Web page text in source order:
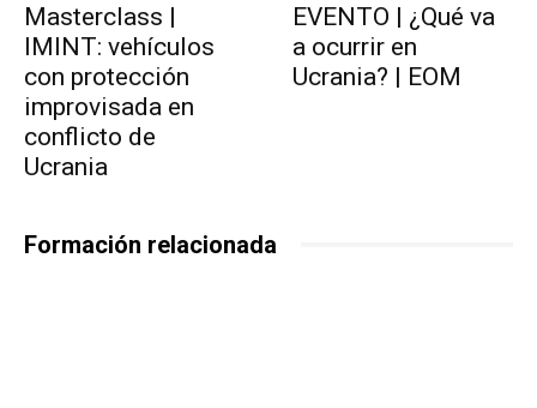
Masterclass |
IMINT: vehículos
con protección
improvisada en
conflicto de
Ucrania
EVENTO | ¿Qué va
a ocurrir en
Ucrania? | EOM
Formación relacionada